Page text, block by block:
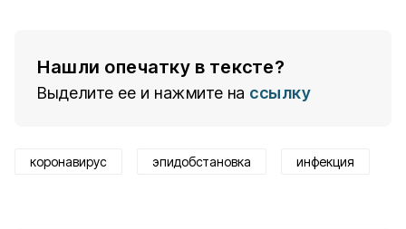
Нашли опечатку в тексте?
Выделите ее и нажмите на ссылку
коронавирус эпидобстановка инфекция